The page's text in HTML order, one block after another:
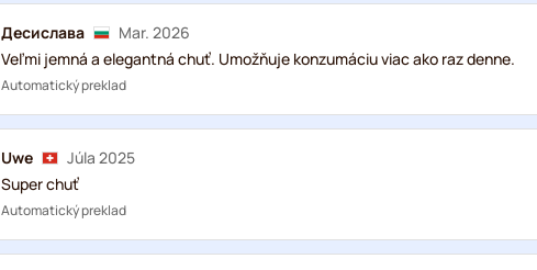
Десислава
Mar. 2026
Veľmi jemná a elegantná chuť. Umožňuje konzumáciu viac ako raz denne.
Automatický preklad
Uwe
Júla 2025
Super chuť
Automatický preklad